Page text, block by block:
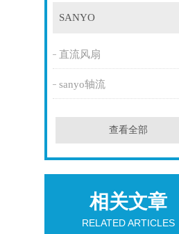
SANYO
直流风扇
sanyo轴流
查看全部
相关文章
RELATED ARTICLES